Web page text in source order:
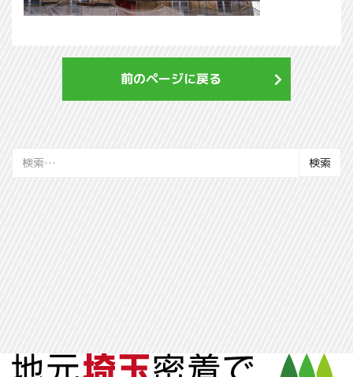
前のページに戻る
検